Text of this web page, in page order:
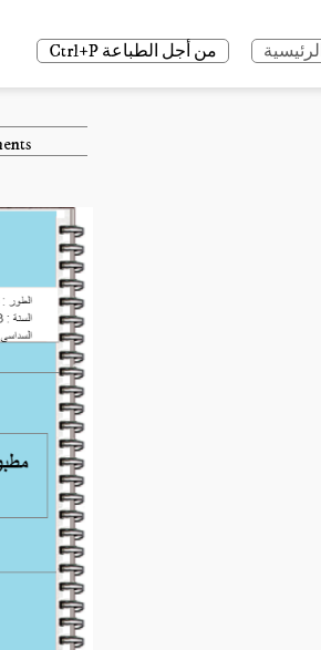
من أجل الطباعة Ctrl+P